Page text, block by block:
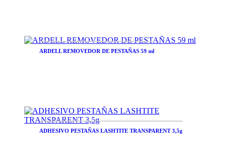
ARDELL REMOVEDOR DE PESTAÑAS 59 ml
ADHESIVO PESTAÑAS LASHTITE TRANSPARENT 3,5g